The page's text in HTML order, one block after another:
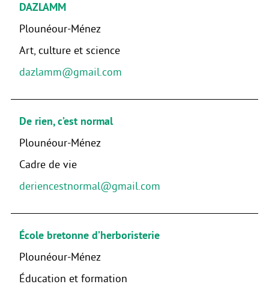
DAZLAMM
Plounéour-Ménez
Art, culture et science
dazlamm@gmail.com
De rien, c’est normal
Plounéour-Ménez
Cadre de vie
deriencestnormal@gmail.com
École bretonne d’herboristerie
Plounéour-Ménez
Éducation et formation